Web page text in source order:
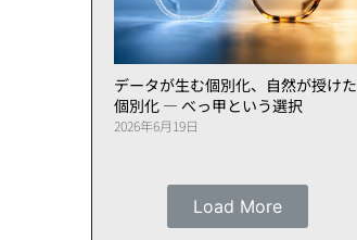
データが生む個別化、自然が授けた
個別化 ― べっ甲という選択
2026年6月19日
Load More